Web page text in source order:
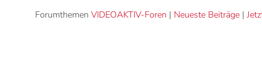
Forumthemen VIDEOAKTIV-Foren | Neueste Beiträge |